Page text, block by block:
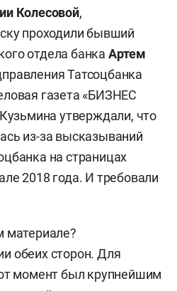
Колесовой,
проходили бывший
отдела банка Артем
Татсоцбанка
газета «БИЗНЕС
утверждали, что
из-за высказываний
на страницах
2018 года. И требовали
материале?
обеих сторон. Для
момент был крупнейшим